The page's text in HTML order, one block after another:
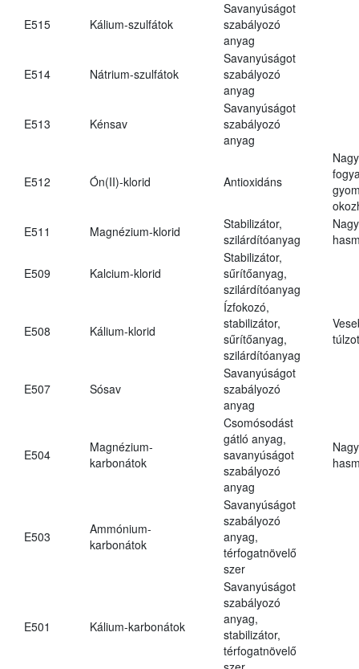
E515 Kálium-szulfátok
Savanyúságot
szabályozó
anyag
E514 Nátrium-szulfátok
Savanyúságot
szabályozó
anyag
E513 Kénsav
Savanyúságot
szabályozó
anyag
E512 Ón(II)-klorid Antioxidáns
E511
Magnézium-klorid
Stabilizátor,
szilárdítóanyag
E509 Kalcium-klorid
Stabilizátor,
sűrítőanyag,
szilárdítóanyag
E508 Kálium-klorid
Ízfokozó,
stabilizátor,
sűrítőanyag,
szilárdítóanyag
E507 Sósav
Savanyúságot
szabályozó
anyag
E504
Magnézium-
karbonátok
Csomósodást
gátló anyag,
savanyúságot
szabályozó
anyag
E503
Ammónium-
karbonátok
Savanyúságot
szabályozó
anyag,
térfogatnövelő
szer
E501 Kálium-karbonátok
Savanyúságot
szabályozó
anyag,
stabilizátor,
térfogatnövelő